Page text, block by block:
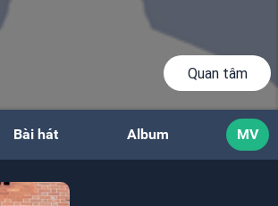
Quan tâm
Bài hát Album MV